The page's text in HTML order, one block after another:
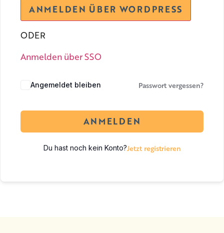
ODER
Anmelden über SSO
Angemeldet bleiben Passwort vergessen?
ANMELDEN
Du hast noch kein Konto?Jetzt registrieren